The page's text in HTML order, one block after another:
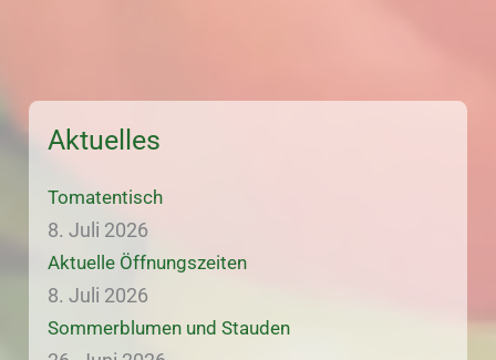
Aktuelles
Tomatentisch
8. Juli 2026
Aktuelle Öffnungszeiten
8. Juli 2026
Sommerblumen und Stauden